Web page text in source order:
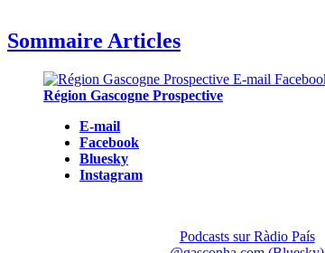
Sommaire Articles
Région Gascogne Prospective
E-mail
Facebook
Bluesky
Instagram
Podcasts sur Ràdio País